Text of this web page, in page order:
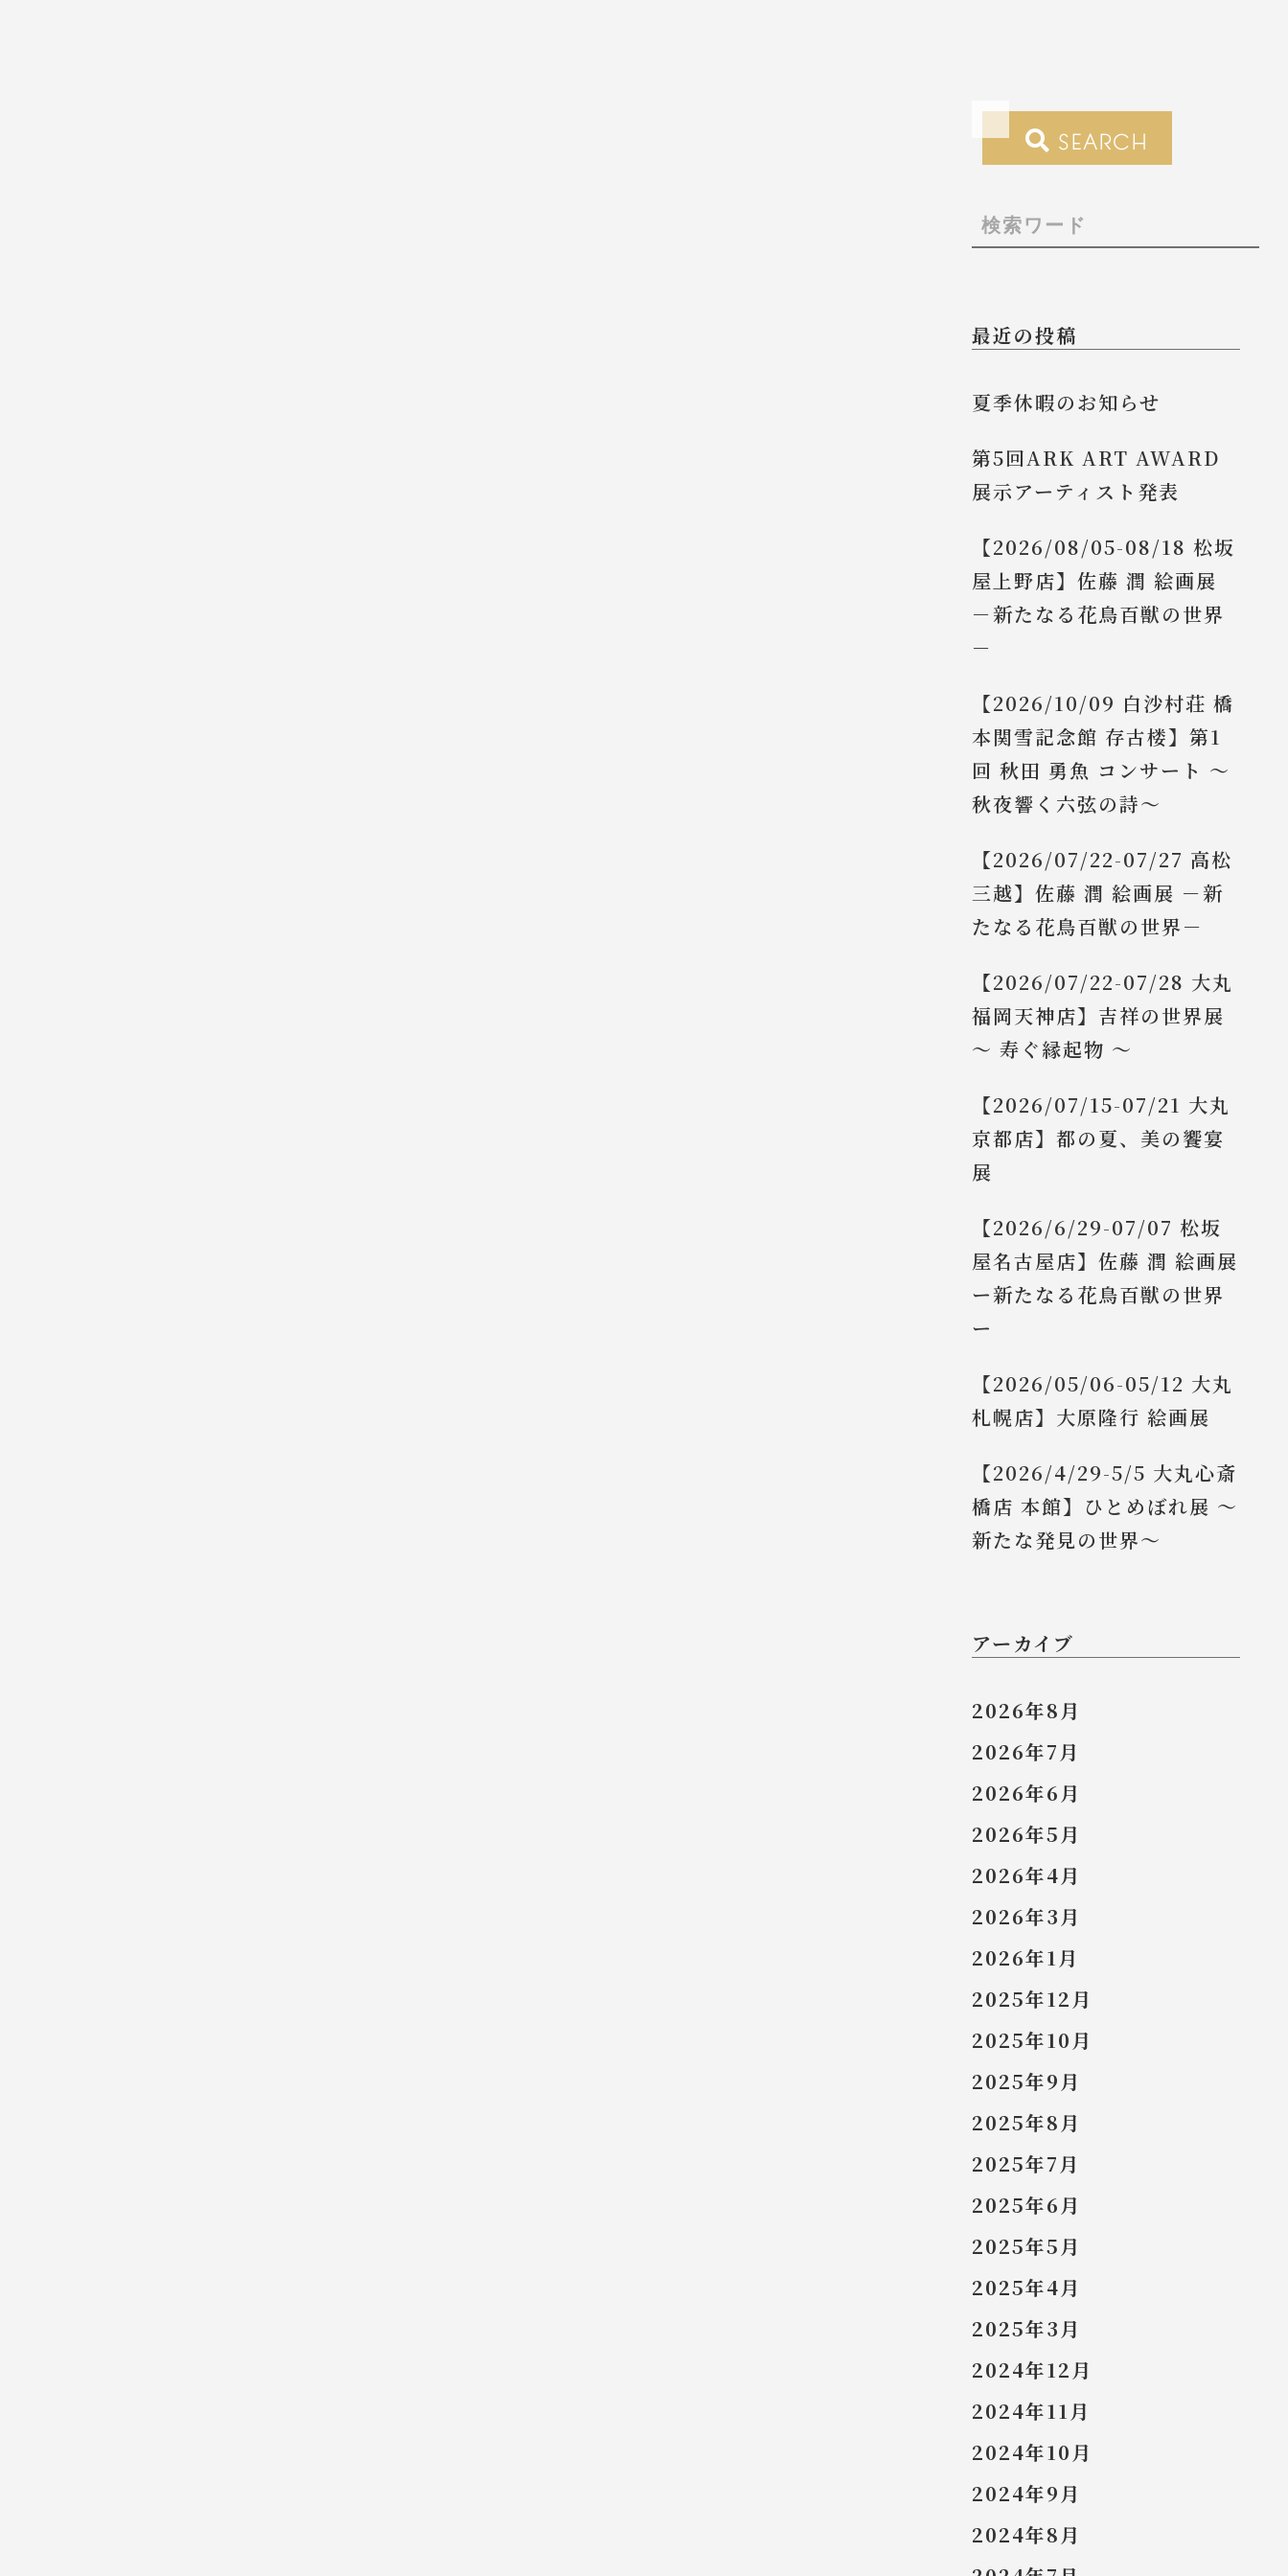
SEARCH
最近の投稿
夏季休暇のお知らせ
第5回ARK ART AWARD
展示アーティスト発表
【2026/08/05-08/18 松坂
屋上野店】佐藤 潤 絵画展
－新たなる花鳥百獣の世界
－
【2026/10/09 白沙村荘 橋
本関雪記念館 存古楼】第1
回 秋田 勇魚 コンサート ～
秋夜響く六弦の詩～
【2026/07/22-07/27 高松
三越】佐藤 潤 絵画展 －新
たなる花鳥百獣の世界－
【2026/07/22-07/28 大丸
福岡天神店】吉祥の世界展
～ 寿ぐ縁起物 ～
【2026/07/15-07/21 大丸
京都店】都の夏、美の饗宴
展
【2026/6/29-07/07 松坂
屋名古屋店】佐藤 潤 絵画展
ー新たなる花鳥百獣の世界
ー
【2026/05/06-05/12 大丸
札幌店】大原隆行 絵画展
【2026/4/29-5/5 大丸心斎
橋店 本館】ひとめぼれ展 ～
新たな発見の世界～
アーカイブ
2026年8月
2026年7月
2026年6月
2026年5月
2026年4月
2026年3月
2026年1月
2025年12月
2025年10月
2025年9月
2025年8月
2025年7月
2025年6月
2025年5月
2025年4月
2025年3月
2024年12月
2024年11月
2024年10月
2024年9月
2024年8月